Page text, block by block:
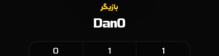
بازیگر
DanO
1
1
0